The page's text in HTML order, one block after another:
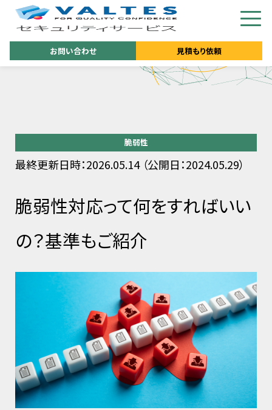
お問い合わせ 見積もり依頼
脆弱性
最終更新日時：2026.05.14 （公開日：2024.05.29）
脆弱性対応って何をすればいい
の？基準もご紹介